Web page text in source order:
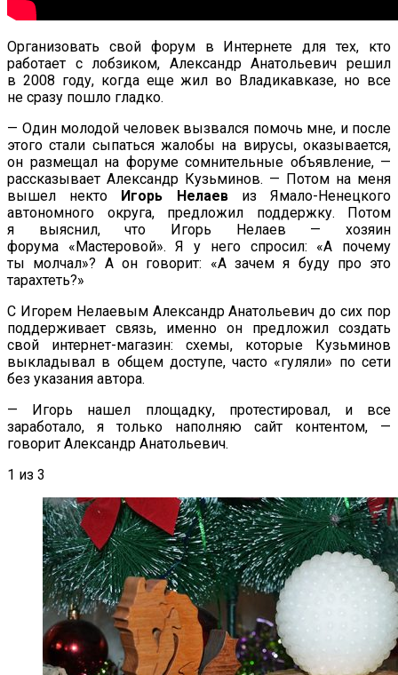
Организовать свой форум в
Интернете для тех, кто
работает с лобзиком, Александр Анатольевич решил
в 2008 году, когда еще жил во Владикавказе, но все
не сразу пошло гладко.
— Один молодой человек вызвался помочь мне, и после
этого стали сыпаться жалобы на вирусы, оказывается,
он размещал на форуме сомнительные объявление, —
рассказывает Александр Кузьминов. — Потом на меня
вышел некто Игорь Нелаевиз
Ямало-Ненецкого
автономного округа, предложил поддержку. Потом
я
выяснил, что Игорь Нелаев — хозяин
форума «Мастеровой». Я у него спросил: «А
почему
ты молчал»? А он говорит: «А зачем я буду про это
тарахтеть?»
С Игорем Нелаевым Александр Анатольевич до сих пор
поддерживает связь, именно он предложил создать
свой интернет-магазин: схемы, которые Кузьминов
выкладывал в общем доступе, часто «гуляли» по сети
без указания автора.
—
Игорь нашел площадку, протестировал, и
все
заработало, я
только наполняю сайт контентом,
—
говорит Александр Анатольевич.
1 из 3